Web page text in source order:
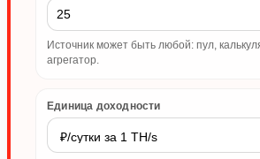
Источник может быть любой: пул,
агрегатор.
Единица доходности